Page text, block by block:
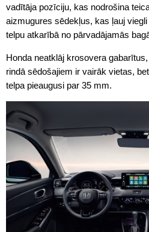
vadītāja pozīciju, kas nodrošina
aizmugures sēdekļus, kas ļauj
telpu atkarībā no pārvadājamās
Honda neatklāj krosovera
rindā sēdošajiem ir vairāk vietas,
telpa pieaugusi par 35 mm.